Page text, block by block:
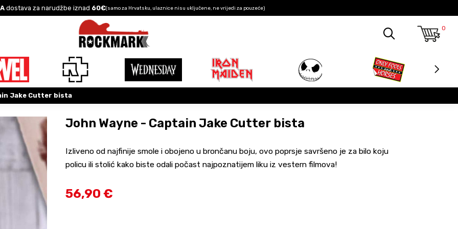
dostava za narudžbe iznad 60€(samo za Hrvatsku, ulaznice nisu uključene, ne vrijedi za pouzeće)
0
Jake Cutter bista
John Wayne - Captain Jake Cutter bista
Izliveno od najfinije smole i obojeno u brončanu boju, ovo poprsje savršeno je za bilo koju
policu ili stolić kako biste odali počast najpoznatijem liku iz vestern filmova!
56,90 €